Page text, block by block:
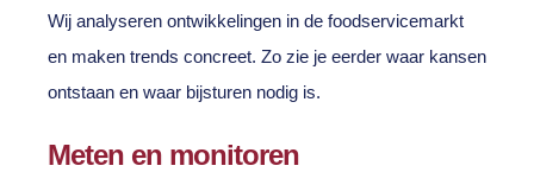
Wij analyseren ontwikkelingen in de foodservicemarkt
en maken trends concreet. Zo zie je eerder waar kansen
ontstaan en waar bijsturen nodig is.
Meten en monitoren